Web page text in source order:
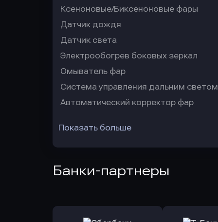
Ксеноновые/Биксеноновые фары
Датчик дождя
Датчик света
Электрообогрев боковых зеркал
Омыватель фар
Система управления дальним светом
Автоматический корректор фар
Показать больше
Банки-партнеры